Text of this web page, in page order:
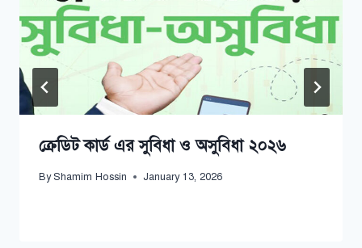
ক্রেডিট কার্ড এর সুবিধা ও অসুবিধা ২০২৬
By Shamim Hossin January 13, 2026